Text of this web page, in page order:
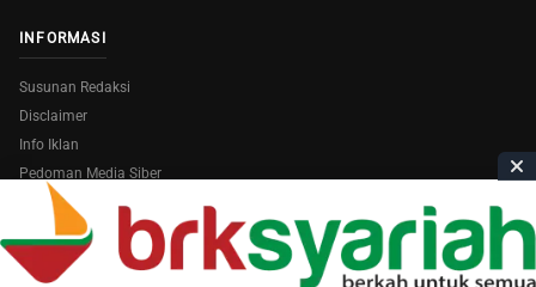
INFORMASI
Susunan Redaksi
Disclaimer
Info Iklan
Pedoman Media Siber
Copyright © 2026 AmiraRiau.com . All Rights Reserved.